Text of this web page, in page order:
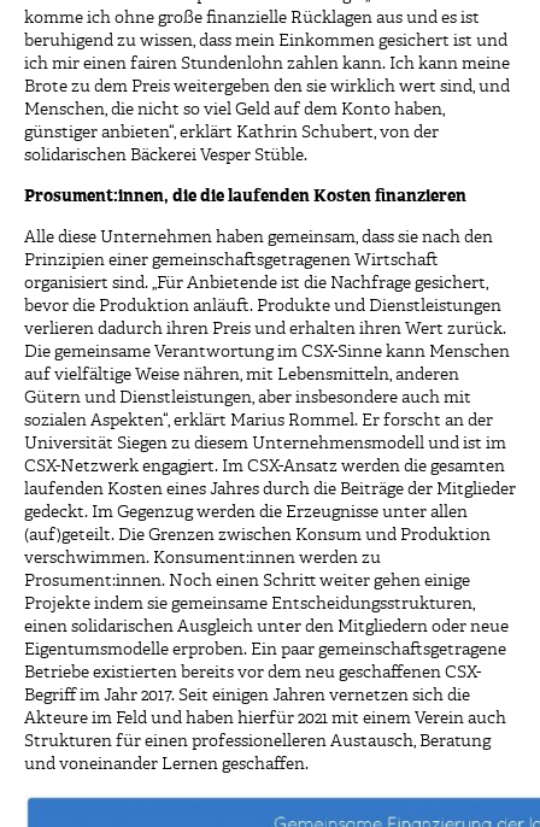
komme ich ohne große finanzielle Rücklagen aus und es ist
beruhigend zu wissen, dass mein Einkommen gesichert ist und
ich mir einen fairen Stundenlohn zahlen kann. Ich kann meine
Brote zu dem Preis weitergeben den sie wirklich wert sind, und
Menschen, die nicht so viel Geld auf dem Konto haben,
günstiger anbieten“, erklärt Kathrin Schubert, von der
solidarischen Bäckerei Vesper Stüble.
Prosument:innen, die die laufenden Kosten finanzieren
Alle diese Unternehmen haben gemeinsam, dass sie nach den
Prinzipien einer gemeinschaftsgetragenen Wirtschaft
organisiert sind. „Für Anbietende ist die Nachfrage gesichert,
bevor die Produktion anläuft. Produkte und Dienstleistungen
verlieren dadurch ihren Preis und erhalten ihren Wert zurück.
Die gemeinsame Verantwortung im CSX-Sinne kann Menschen
auf vielfältige Weise nähren, mit Lebensmitteln, anderen
Gütern und Dienstleistungen, aber insbesondere auch mit
sozialen Aspekten“, erklärt Marius Rommel. Er forscht an der
Universität Siegen zu diesem Unternehmensmodell und ist im
CSX-Netzwerk engagiert. Im CSX-Ansatz werden die gesamten
laufenden Kosten eines Jahres durch die Beiträge der Mitglieder
gedeckt. Im Gegenzug werden die Erzeugnisse unter allen
(auf)geteilt. Die Grenzen zwischen Konsum und Produktion
verschwimmen. Konsument:innen werden zu
Prosument:innen. Noch einen Schritt weiter gehen einige
Projekte indem sie gemeinsame Entscheidungsstrukturen,
einen solidarischen Ausgleich unter den Mitgliedern oder neue
Eigentumsmodelle erproben. Ein paar gemeinschaftsgetragene
Betriebe existierten bereits vor dem neu geschaffenen CSX-
Begriff im Jahr 2017. Seit einigen Jahren vernetzen sich die
Akteure im Feld und haben hierfür 2021 mit einem Verein auch
Strukturen für einen professionelleren Austausch, Beratung
und voneinander Lernen geschaffen.